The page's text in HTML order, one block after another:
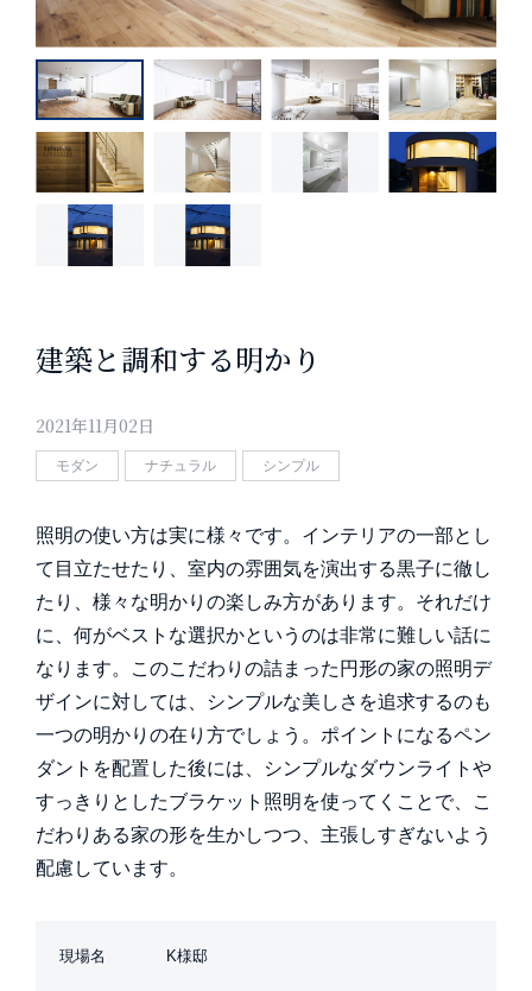
建築と調和する明かり
2021年11月02日
モダン ナチュラル シンプル
照明の使い方は実に様々です。インテリアの一部とし
て目立たせたり、室内の雰囲気を演出する黒子に徹し
たり、様々な明かりの楽しみ方があります。それだけ
に、何がベストな選択かというのは非常に難しい話に
なります。このこだわりの詰まった円形の家の照明デ
ザインに対しては、シンプルな美しさを追求するのも
一つの明かりの在り方でしょう。ポイントになるペン
ダントを配置した後には、シンプルなダウンライトや
すっきりとしたブラケット照明を使ってくことで、こ
だわりある家の形を生かしつつ、主張しすぎないよう
配慮しています。
現場名 K様邸